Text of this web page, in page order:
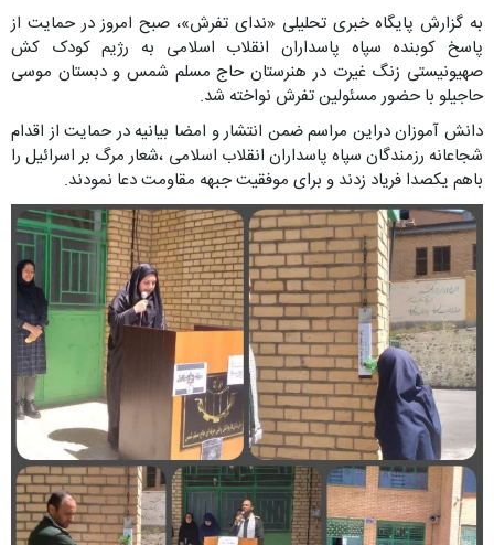
به گزارش پایگاه خبری تحلیلی «ندای تفرش»، صبح امروز در حمایت از
پاسخ کوبنده سپاه پاسداران انقلاب اسلامی به رژیم کودک کش
صهیونیستی زنگ غیرت در هنرستان حاج مسلم شمس و دبستان موسی
حاجیلو با حضور مسئولین تفرش نواخته شد.
دانش آموزان دراین مراسم ضمن انتشار و امضا بیانیه در حمایت از اقدام
شجاعانه رزمندگان سپاه پاسداران انقلاب اسلامی ،شعار مرگ بر اسرائیل را
باهم یکصدا فریاد زدند و برای موفقیت جبهه مقاومت دعا نمودند.